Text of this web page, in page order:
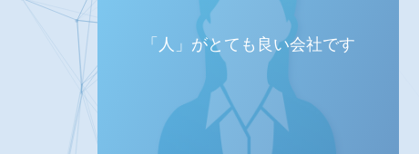
「人」がとても良い会社です